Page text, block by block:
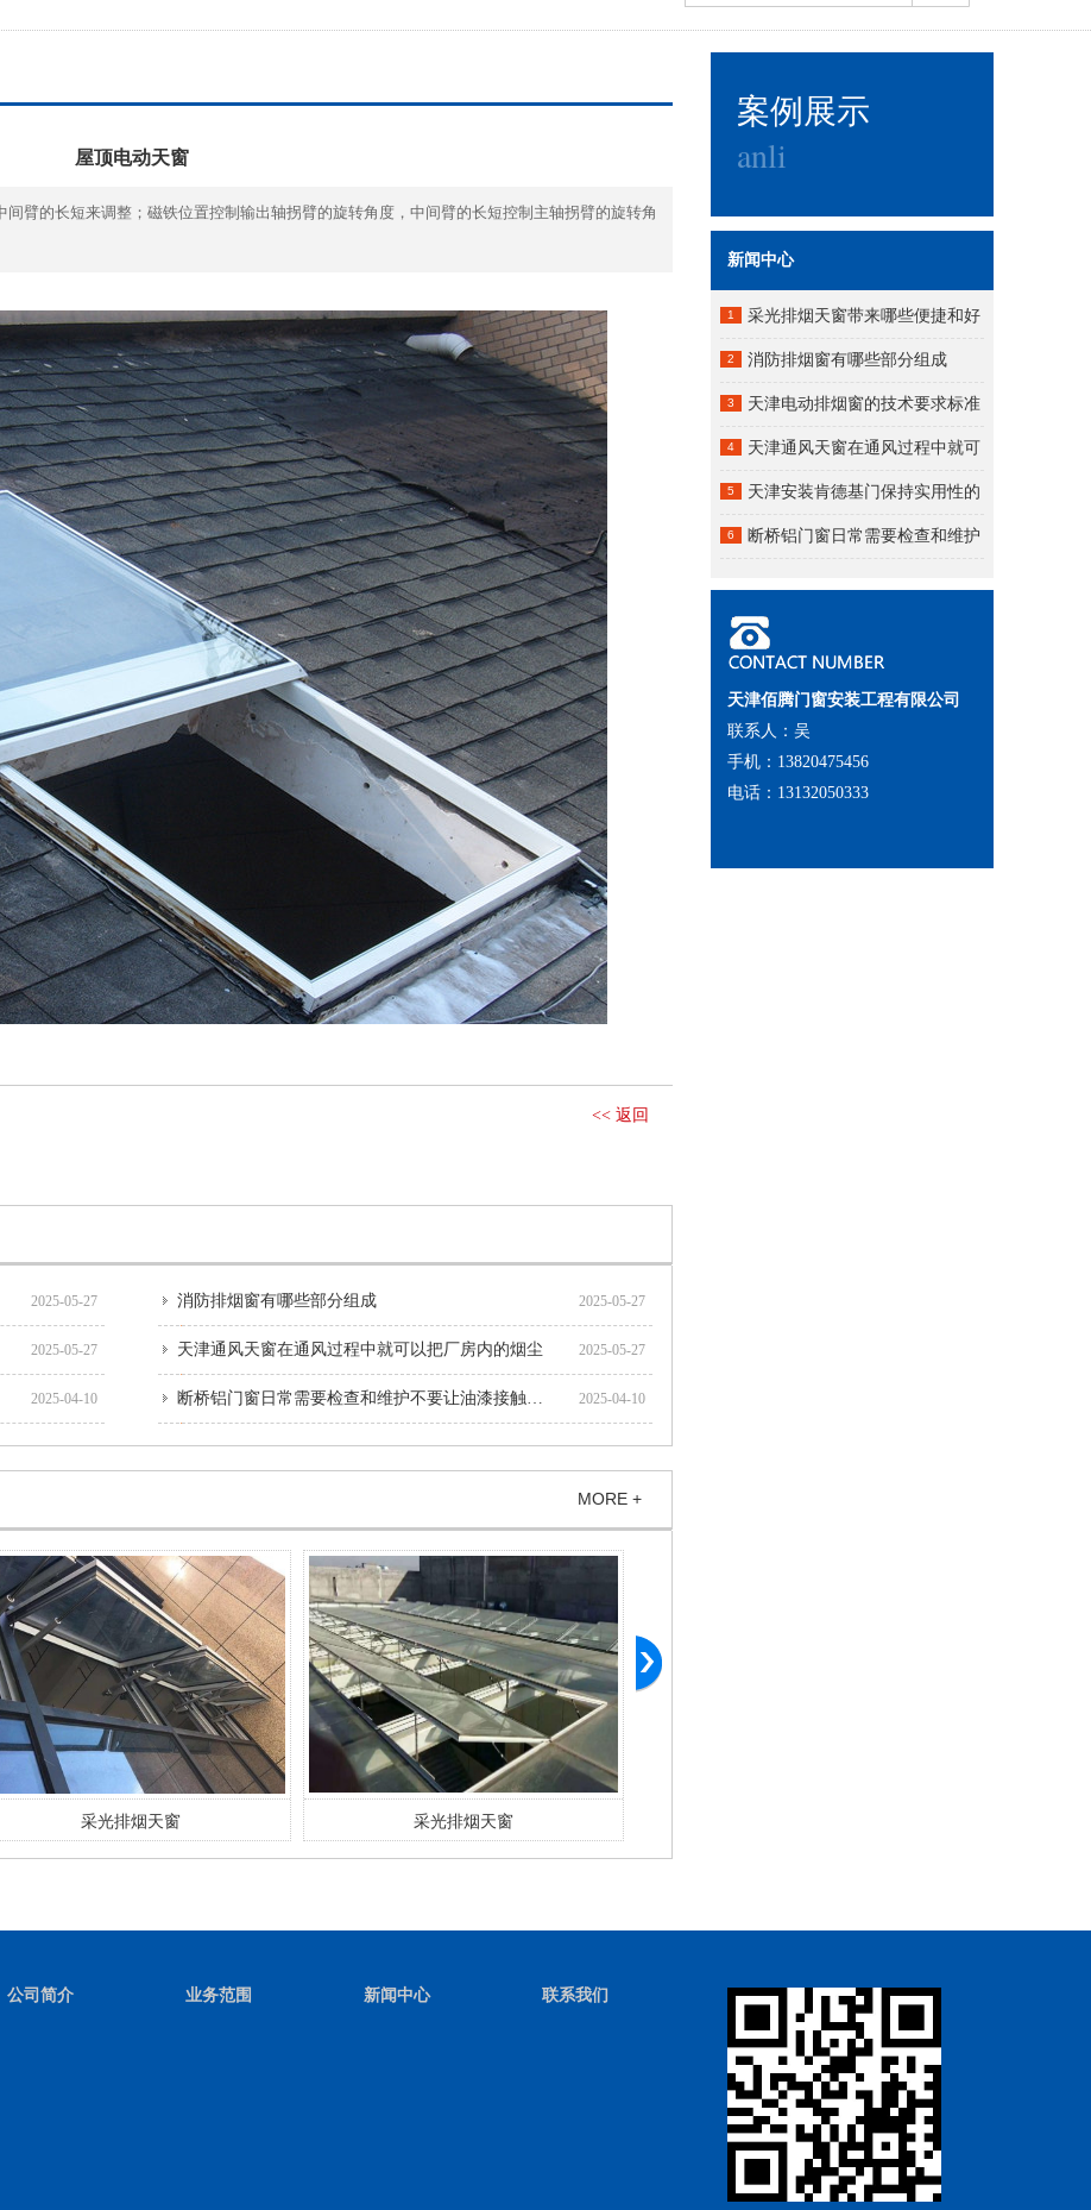
屋顶电动天窗
臂的长短来调整；磁铁位置控制输出轴拐臂的旋转角度，中间臂的长短控制主轴拐臂的旋转角
<< 返回
2025-05-27 消防排烟窗有哪些部分组成 2025-05-27
2025-05-27 天津通风天窗在通风过程中就可以把厂房内的烟尘 2025-05-27
2025-04-10 断桥铝门窗日常需要检查和维护不要让油漆接触密封条 2025-04-10
MORE +
采光排烟天窗 采光排烟天窗
案例展示
anli
新闻中心
1
采光排烟天窗带来哪些便捷和好
处?
2 消防排烟窗有哪些部分组成
3 天津电动排烟窗的技术要求标准
4
天津通风天窗在通风过程中就可
以把厂房内的烟尘
5 天津安装肯德基门保持实用性的
6
断桥铝门窗日常需要检查和维护
天津佰腾门窗安装工程有限公司
联系人：吴
手机：13820475456
电话：13132050333
公司简介 业务范围 新闻中心 联系我们